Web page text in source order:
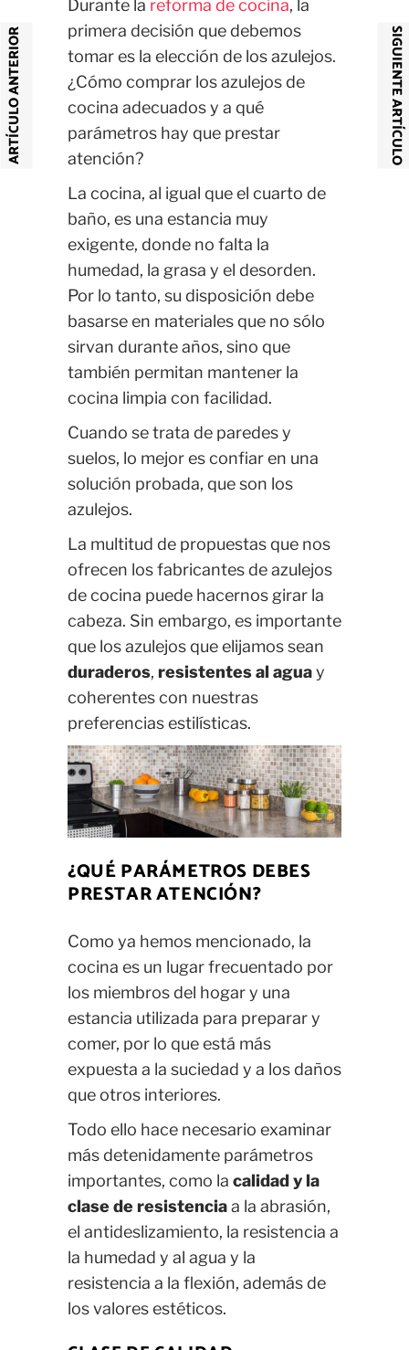
Durante la reforma de cocina, la
primera decisión que debemos
tomar es la elección de los azulejos.
¿Cómo comprar los azulejos de
cocina adecuados y a qué
parámetros hay que prestar
atención?
La cocina, al igual que el cuarto de
baño, es una estancia muy
exigente, donde no falta la
humedad, la grasa y el desorden.
Por lo tanto, su disposición debe
basarse en materiales que no sólo
sirvan durante años, sino que
también permitan mantener la
cocina limpia con facilidad.
Cuando se trata de paredes y
suelos, lo mejor es confiar en una
solución probada, que son los
azulejos.
La multitud de propuestas que nos
ofrecen los fabricantes de azulejos
de cocina puede hacernos girar la
cabeza. Sin embargo, es importante
que los azulejos que elijamos sean
duraderos, resistentes al aguay
coherentes con nuestras
preferencias estilísticas.
¿QUÉ PARÁMETROS DEBES
PRESTAR ATENCIÓN?
Como ya hemos mencionado, la
cocina es un lugar frecuentado por
los miembros del hogar y una
estancia utilizada para preparar y
comer, por lo que está más
expuesta a la suciedad y a los daños
que otros interiores.
Todo ello hace necesario examinar
más detenidamente parámetros
importantes, como la calidad y la
clase de resistenciaa la abrasión,
el antideslizamiento, la resistencia a
la humedad y al agua y la
resistencia a la flexión, además de
los valores estéticos.
ARTÍCULO ANTERIOR SIGUIENTE ARTÍCULO